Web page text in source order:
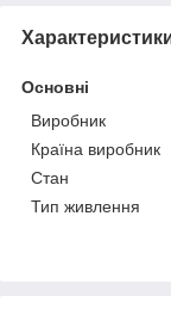
Основні
Виробник
Країна виробник
Стан
Тип живлення